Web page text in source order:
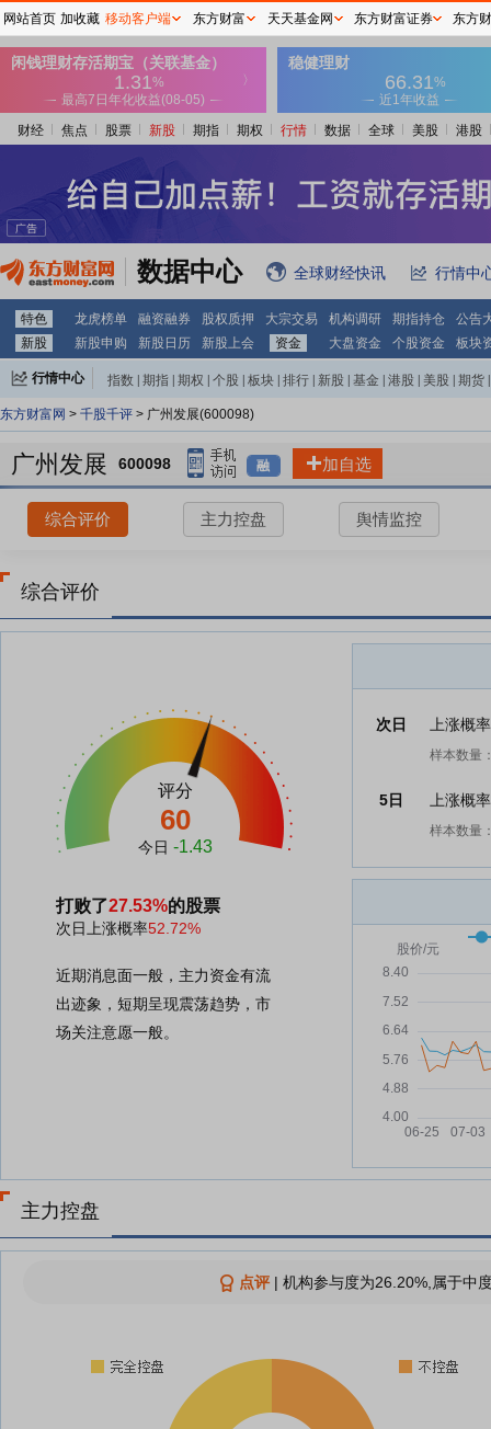
财经 焦点 股票 新股 期指 期权 行情 数据 全球 美股 港股
数据中心 全球财经快讯 行情中
特色 龙虎榜单 融资融券 股权质押 大宗交易 机构调研 期指持仓
公告
新股
新股申购 新股日历 新股上会 资金 大盘资金 个股资金 板块
行情中心 指数 期指 期权 个股 板块 排行 新股 基金 港股 美股 期货
东方财富网 > 千股千评 > 广州发展(600098)
广州发展 600098 融 加自选
综合评价 主力控盘 舆情监控
综合评价
评分
60
今日 -1.43
打败了27.53%的股票
次日上涨概率52.72%
近期消息面一般，主力资金有流
出迹象，短期呈现震荡趋势，市
场关注意愿一般。
次日 上涨概
样本数量
5日 上涨概
样本数量
主力控盘
点评| 机构参与度为26.20%,属于中
网站首页 加收藏 移动客户端 东方财富 天天基金网 东方财富证券 东方